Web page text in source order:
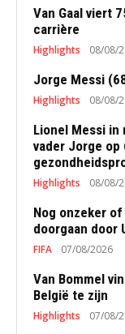
Van Gaal viert
carrière
Highlights 08/08/
Jorge Messi
Highlights 08/08/
Lionel Messi
vader Jorge
Highlights 08/08/
Nog onzeker
doorgaan door
FIFA 07/08/2026
Van Bommel
België te zijn
Highlights 07/08/